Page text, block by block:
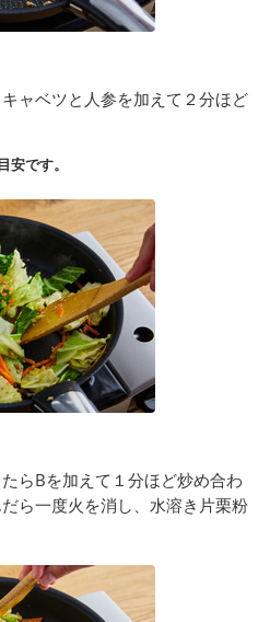
ャベツと人参を加えて２分ほど
安です。
らBを加えて１分ほど炒め合わ
ら一度火を消し、水溶き片栗粉